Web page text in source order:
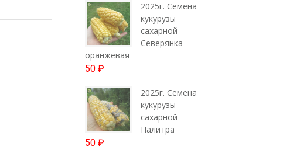
2025г. Семена
кукурузы
сахарной
Северянка
оранжевая
50 ₽
2025г. Семена
кукурузы
сахарной
Палитра
50 ₽